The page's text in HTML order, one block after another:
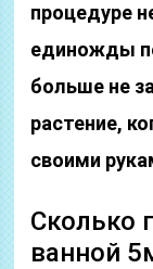
процедуре
единожды
больше не
растение,
своими
Сколько
ванной